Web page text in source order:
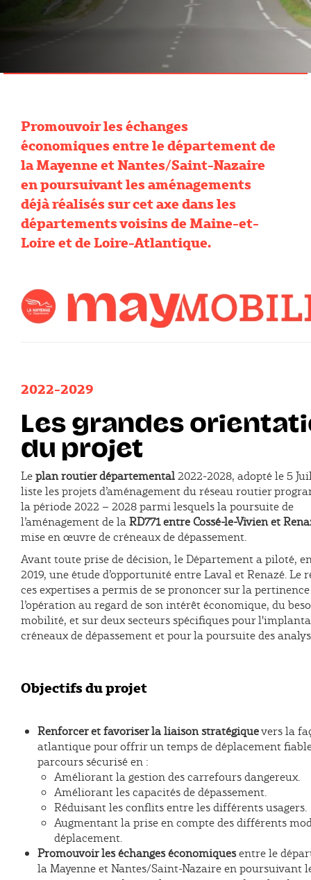
Promouvoir les échanges
économiques entre le département de
la Mayenne et Nantes/Saint-Nazaire
en poursuivant les aménagements
déjà réalisés sur cet axe dans les
départements voisins de Maine-et-
Loire et de Loire-Atlantique.
2022-2029
Les grandes
du projet
Leplan routier départemental2022-2028, adopté le 5
liste les projets d’aménagement du réseau routier
la période 2022 – 2028 parmi lesquels la poursuite de
l’aménagement de laRD771 entre Cossé-le-Vivien et
mise en œuvre de créneaux de dépassement.
Avant toute prise de décision, le Département a piloté,
2019, une étude d’opportunité entre Laval et Renazé. Le
ces expertises a permis de se prononcer sur la
l’opération au regard de son intérêt économique, du
mobilité, et sur deux secteurs spécifiques pour
créneaux de dépassement et pour la poursuite des
Objectifs du projet
Renforcer et favoriser la liaison stratégiquevers la
atlantique pour offrir un temps de déplacement
parcours sécurisé en :
Améliorant la gestion des carrefours dangereux.
Améliorant les capacités de dépassement.
Réduisant les conflits entre les différents usagers.
Augmentant la prise en compte des différents
déplacement.
Promouvoir les échanges économiquesentre le
la Mayenne et Nantes/Saint-Nazaire en poursuivant